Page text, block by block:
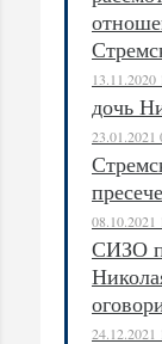
13.11.2020
дочь
23.01.2021
08.10.2021
СИЗО
24.12.2021